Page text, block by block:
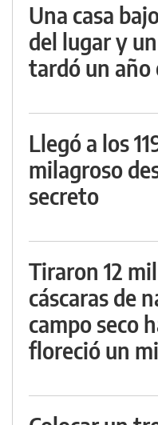
Una casa
del lugar y
tardó un año
Llegó a los
milagroso
secreto
Tiraron 12
cáscaras de
campo seco
floreció un